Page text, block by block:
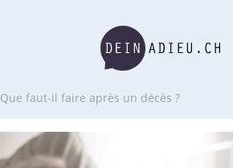
Que faut-il faire après un décès ?